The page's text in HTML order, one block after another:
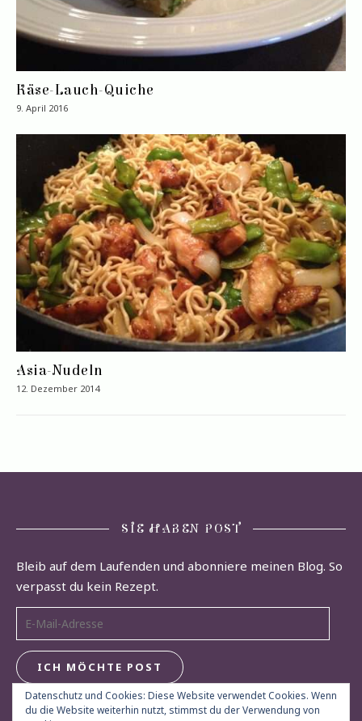
Käse-Lauch-Quiche
9. April 2016
Asia-Nudeln
12. Dezember 2014
SIE HABEN POST
Bleib auf dem Laufenden und abonniere meinen Blog. So
verpasst du kein Rezept.
E-Mail-Adresse
ICH MÖCHTE POST
Datenschutz und Cookies: Diese Website verwendet Cookies. Wenn
du die Website weiterhin nutzt, stimmst du der Verwendung von